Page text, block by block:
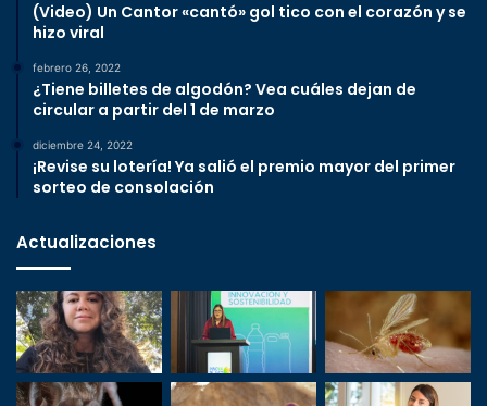
(Video) Un Cantor «cantó» gol tico con el corazón y se
hizo viral
febrero 26, 2022
¿Tiene billetes de algodón? Vea cuáles dejan de
circular a partir del 1 de marzo
diciembre 24, 2022
¡Revise su lotería! Ya salió el premio mayor del primer
sorteo de consolación
Actualizaciones